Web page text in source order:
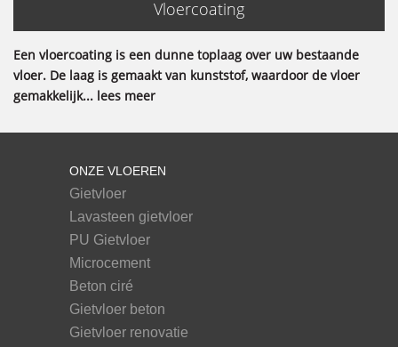
Vloercoating
Een vloercoating is een dunne toplaag over uw bestaande
vloer. De laag is gemaakt van kunststof, waardoor de vloer
gemakkelijk... lees meer
ONZE VLOEREN
Gietvloer
Lavasteen gietvloer
PU Gietvloer
Microcement
Beton ciré
Gietvloer beton
Gietvloer renovatie